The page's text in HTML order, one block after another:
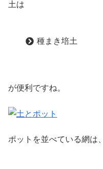
土は
種まき培土
が便利ですね。
ポットを並べている網は